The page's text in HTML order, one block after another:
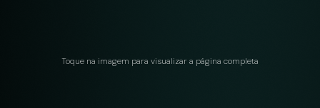
Toque na imagem para visualizar a página completa